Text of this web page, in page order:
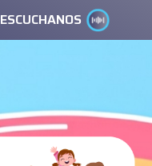
ESCUCHANOS